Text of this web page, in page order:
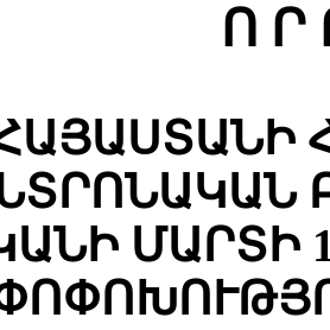
Ո Ր
ՄԱՐՏԻ